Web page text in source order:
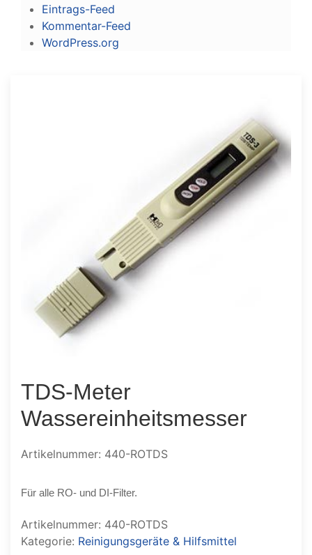
Eintrags-Feed
Kommentar-Feed
WordPress.org
TDS-Meter
Wassereinheitsmesser
Artikelnummer: 440-ROTDS
Für alle RO- und DI-Filter.
Artikelnummer: 440-ROTDS
Kategorie: Reinigungsgeräte & Hilfsmittel